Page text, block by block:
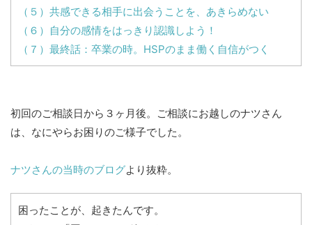
（５）共感できる相手に出会うことを、あきらめない
（６）自分の感情をはっきり認識しよう！
（７）最終話：卒業の時。HSPのまま働く自信がつく
初回のご相談日から３ヶ月後。ご相談にお越しのナツさん
は、なにやらお困りのご様子でした。
ナツさんの当時のブログより抜粋。
困ったことが、起きたんです。